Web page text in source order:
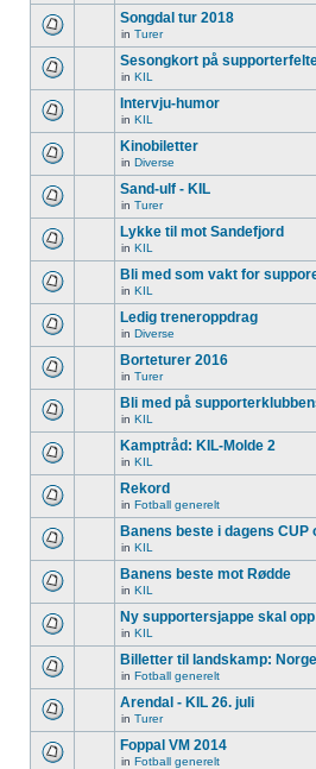
Songdal tur 2018
in Turer
Sesongkort på
in KIL
Intervju-humor
in KIL
Kinobiletter
in Diverse
Sand-ulf - KIL
in Turer
Lykke til mot Sandefjord
in KIL
Bli med som vakt for
in KIL
Ledig treneroppdrag
in Diverse
Borteturer 2016
in Turer
Bli med på
in KIL
Kamptråd: KIL-Molde 2
in KIL
Rekord
in Fotball generelt
Banens beste i dagens CUP
in KIL
Banens beste mot Rødde
in KIL
Ny supportersjappe skal
in KIL
Billetter til landskamp:
in Fotball generelt
Arendal - KIL 26. juli
in Turer
Foppal VM 2014
in Fotball generelt